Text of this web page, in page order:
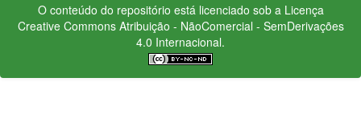
O conteúdo do repositório está licenciado sob a Licença
Creative CommonsAtribuição - NãoComercial - SemDerivações
4.0 Internacional.